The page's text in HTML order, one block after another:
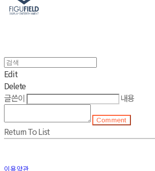
Edit
Delete
글쓴이
내용
Comment
Return To List
이용약관